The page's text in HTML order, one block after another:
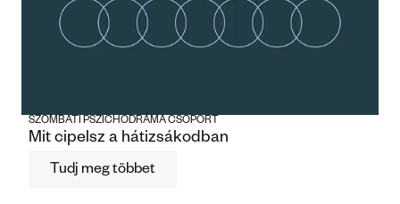
SZOMBATI PSZICHODRÁMA CSOPORT
Mit cipelsz a hátizsákodban
Tudj meg többet